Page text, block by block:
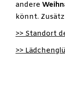
andere
könnt.
>> Standort
>>